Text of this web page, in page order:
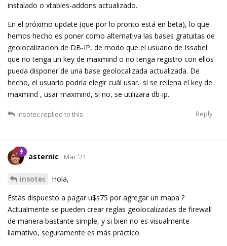
instalado o xtables-addons actualizado.
En el próximo update (que por lo pronto está en beta), lo que
hemos hecho es poner como alternativa las bases gratuitas de
geolocalizacion de DB-IP, de modo que el usuario de Issabel
que no tenga un key de maxmind o no tenga registro con ellos
pueda disponer de una base geolocalizada actualizada. De
hecho, el usuario podría elegir cuál usar.. si se rellena el key de
maxmind , usar maxmind, si no, se utilizara db-ip.
Reply
insotec replied to this.
asternic Mar '21
insotec
Hola,
Estás dispuesto a pagar u$s75 por agregar un mapa ?
Actualmente se pueden crear reglas geolocalizadas de firewall
de manera bastante simple, y si bien no es visualmente
llamativo, seguramente es más práctico.